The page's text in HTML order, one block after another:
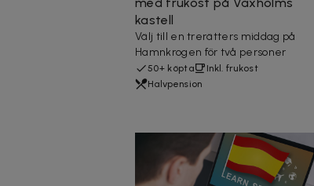
kastell
Välj till en trerätters middag på
Hamnkrogen för två personer
50+ köpta
Inkl. frukost
Halvpension